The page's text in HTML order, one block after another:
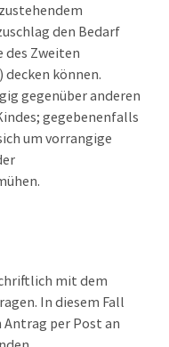
den Bedarf
des Zweiten
decken können.
gegenüber anderen
gegebenenfalls
um vorrangige
mit dem
In diesem Fall
Antrag per Post an